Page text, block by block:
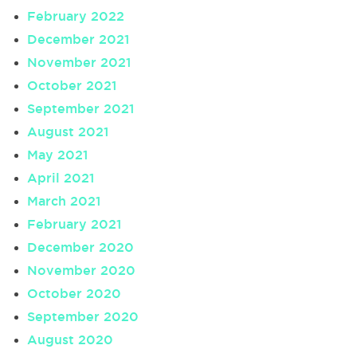
February 2022
December 2021
November 2021
October 2021
September 2021
August 2021
May 2021
April 2021
March 2021
February 2021
December 2020
November 2020
October 2020
September 2020
August 2020